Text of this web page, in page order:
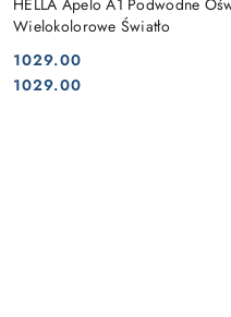
HELLA Apelo A1 Podwodne
Wielokolorowe Światło
Cena:
1029.00
Cena:
1029.00